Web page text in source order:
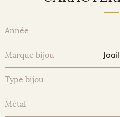
Année
Marque bijou
Type bijou
Métal